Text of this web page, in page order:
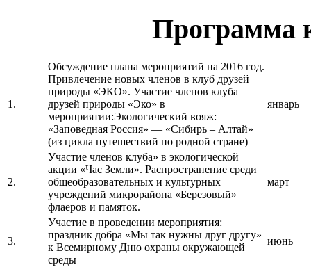
Программа
1.
Обсуждение плана мероприятий на 2016 год.
Привлечение новых членов в клуб друзей
природы «ЭКО». Участие членов клуба
друзей природы «Эко» в
мероприятии:Экологический вояж:
«Заповедная Россия» — «Сибирь – Алтай»
(из цикла путешествий по родной стране)
январь
2.
Участие членов клуба» в экологической
акции «Час Земли». Распространение среди
общеобразовательных и культурных
учреждений микрорайона «Березовый»
флаеров и памяток.
март
3.
Участие в проведении мероприятия:
праздник добра «Мы так нужны друг другу»
к Всемирному Дню охраны окружающей
среды
июнь